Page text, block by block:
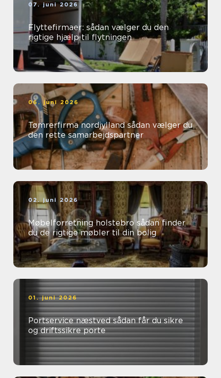
07. juni 2026
Flyttefirmaer: sådan vælger du den
rigtige hjælp til flytningen
06. juni 2026
Tømrerfirma nordjylland sådan vælger du
den rette samarbejdspartner
02. juni 2026
Møbelforretning holstebro sådan finder
du de rigtige møbler til din bolig
01. juni 2026
Portservice næstved sådan får du sikre
og driftssikre porte